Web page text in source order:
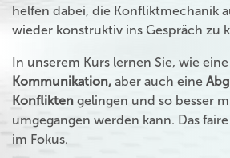
helfen dabei, die Konfliktmechanik
wieder konstruktiv ins Gespräch zu
In unserem Kurs lernen Sie, wie eine
Kommunikation, aber auch eine
Konflikten gelingen und so besser
umgegangen werden kann. Das
im Fokus.